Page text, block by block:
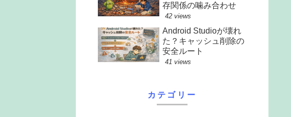
存関係の噛み合わせ
42 views
Android Studioが壊れ
た？キャッシュ削除の
安全ルート
41 views
カテゴリー